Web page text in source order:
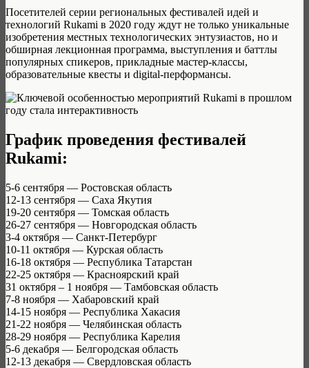
Посетителей серии региональных фестивалей идей и
технологий Rukami в 2020 году ждут не только уникальные
изобретения местных технологических энтузиастов, но и
обширная лекционная программа, выступления и баттлы
популярных спикеров, прикладные мастер-классы,
образовательные квесты и digital-перформансы.
График проведения фестивалей
Rukami:
5-6 сентября — Ростовская область
12-13 сентября — Саха Якутия
19-20 сентября — Томская область
26-27 сентября — Новгородская область
3-4 октября — Санкт-Петербург
10-11 октября — Курская область
16-18 октября — Республика Татарстан
22-25 октября — Красноярский край
31 октября – 1 ноября — Тамбовская область
7-8 ноября — Хабаровский край
14-15 ноября — Республика Хакасия
21-22 ноября — Челябинская область
28-29 ноября — Республика Карелия
5-6 декабря — Белгородская область
12-13 декабря — Свердловская область